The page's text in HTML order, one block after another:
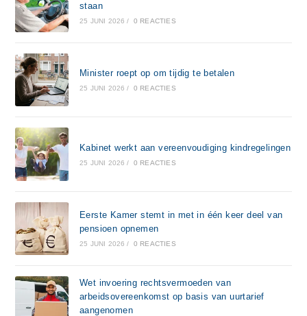
staan
25 JUNI 2026 / 0 REACTIES
Minister roept op om tijdig te betalen
25 JUNI 2026 / 0 REACTIES
Kabinet werkt aan vereenvoudiging kindregelingen
25 JUNI 2026 / 0 REACTIES
Eerste Kamer stemt in met in één keer deel van
pensioen opnemen
25 JUNI 2026 / 0 REACTIES
Wet invoering rechtsvermoeden van
arbeidsovereenkomst op basis van uurtarief
aangenomen